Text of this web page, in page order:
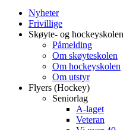
Nyheter
Frivillige
Skøyte- og hockeyskolen
Påmelding
Om skøyteskolen
Om hockeyskolen
Om utstyr
Flyers (Hockey)
Seniorlag
A-laget
Veteran